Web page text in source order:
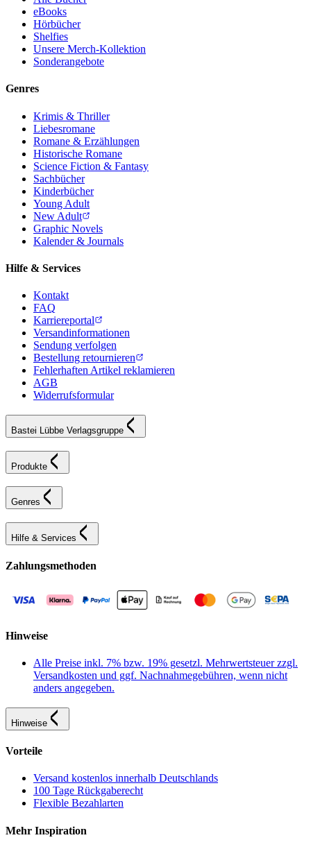
eBooks
Hörbücher
Shelfies
Unsere Merch-Kollektion
Sonderangebote
Genres
Krimis & Thriller
Liebesromane
Romane & Erzählungen
Historische Romane
Science Fiction & Fantasy
Sachbücher
Kinderbücher
Young Adult
New Adult
Graphic Novels
Kalender & Journals
Hilfe & Services
Kontakt
FAQ
Karriereportal
Versandinformationen
Sendung verfolgen
Bestellung retournieren
Fehlerhaften Artikel reklamieren
AGB
Widerrufsformular
Bastei Lübbe Verlagsgruppe
Produkte
Genres
Hilfe & Services
Zahlungsmethoden
Hinweise
Alle Preise inkl. 7% bzw. 19% gesetzl. Mehrwertsteuer zzgl.
Versandkosten und ggf. Nachnahmegebühren, wenn nicht
anders angegeben.
Hinweise
Vorteile
Versand kostenlos innerhalb Deutschlands
100 Tage Rückgaberecht
Flexible Bezahlarten
Mehr Inspiration